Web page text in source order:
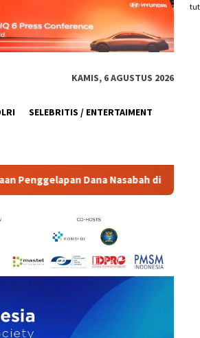
KAMIS, 6 AGUSTUS 2026
SELEBRITIS / ENTERTAIMENT
Nasabah di KSP MDS Jatim